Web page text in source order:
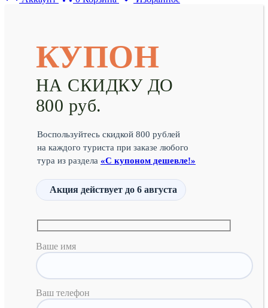
КУПОН
НА СКИДКУ ДО
800 руб.
Воспользуйтесь скидкой 800 рублей
на каждого туриста при заказе любого
тура из раздела «С купоном дешевле!»
Акция действует до 6 августа
Ваше имя
Ваш телефон